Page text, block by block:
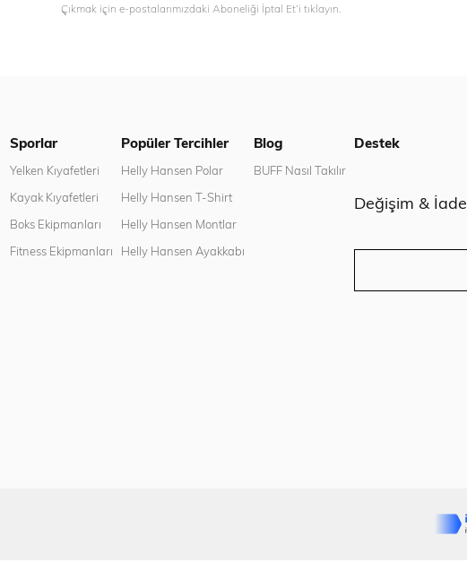
Çıkmak için e-postalarımızdaki Aboneliği İptal Et’i tıklayın.
Sporlar
Yelken Kıyafetleri
Kayak Kıyafetleri
Boks Ekipmanları
Fitness Ekipmanları
Popüler Tercihler
Helly Hansen Polar
Helly Hansen T-Shirt
Helly Hansen Montlar
Helly Hansen Ayakkabı
Blog
BUFF Nasıl Takılır
Destek
Değişim & İade